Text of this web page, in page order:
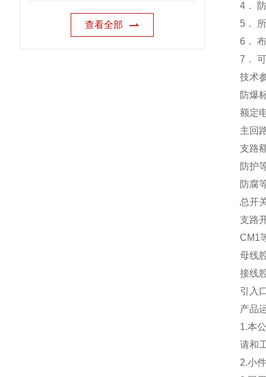
查看全部
4．
5．
6．
7．
技术
防爆
额定
主回
支路
防护
防腐
总开
支路
CM1
母线
接线
引入
产品
1.本
请和
2.小